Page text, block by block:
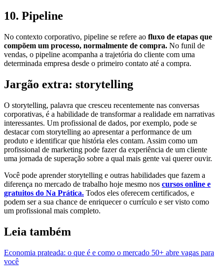
10. Pipeline
No contexto corporativo, pipeline se refere ao fluxo de etapas que
compõem um processo, normalmente de compra. No funil de
vendas, o pipeline acompanha a trajetória do cliente com uma
determinada empresa desde o primeiro contato até a compra.
Jargão extra: storytelling
O storytelling, palavra que cresceu recentemente nas conversas
corporativas, é a habilidade de transformar a realidade em narrativas
interessantes. Um profissional de dados, por exemplo, pode se
destacar com storytelling ao apresentar a performance de um
produto e identificar que história eles contam. Assim como um
profissional de marketing pode fazer da experiência de um cliente
uma jornada de superação sobre a qual mais gente vai querer ouvir.
Você pode aprender storytelling e outras habilidades que fazem a
diferença no mercado de trabalho hoje mesmo nos cursos online e
gratuitos do Na Prática. Todos eles oferecem certificados, e
podem ser a sua chance de enriquecer o currículo e ser visto como
um profissional mais completo.
Leia também
Economia prateada: o que é e como o mercado 50+ abre vagas para
você